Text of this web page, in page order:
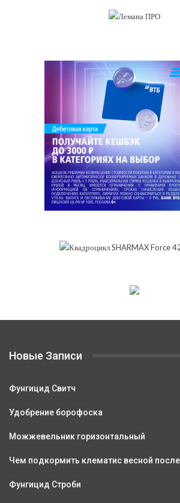
Новые Записи
Фунгицид Свитч
Удобрение борофоска
Можжевельник горизонтальный
Чем подкормить клематис весной
Фунгицид Строби